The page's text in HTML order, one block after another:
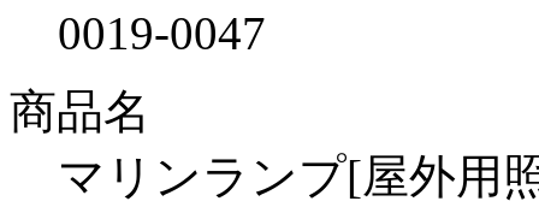
0019-0047
商品名
マリンランプ[屋外用